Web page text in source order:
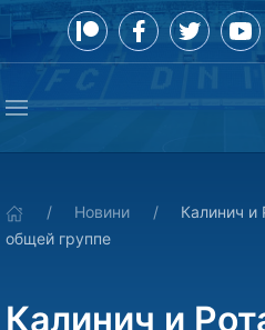
Новини
Калинич и
общей группе
Калинич и